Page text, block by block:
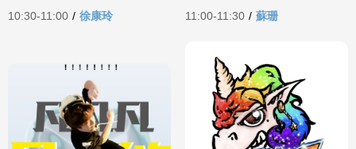
10:30-11:00 / 徐康玲 11:00-11:30 / 蘇珊